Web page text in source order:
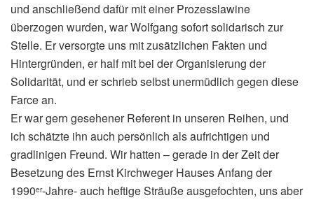
und anschließend dafür mit einer Prozesslawine
überzogen wurden, war Wolfgang sofort solidarisch zur
Stelle. Er versorgte uns mit zusätzlichen Fakten und
Hintergründen, er half mit bei der Organisierung der
Solidarität, und er schrieb selbst unermüdlich gegen diese
Farce an.
Er war gern gesehener Referent in unseren Reihen, und
ich schätzte ihn auch persönlich als aufrichtigen und
gradlinigen Freund. Wir hatten – gerade in der Zeit der
Besetzung des Ernst Kirchweger Hauses Anfang der
1990er-Jahre- auch heftige Sträuße ausgefochten, uns aber